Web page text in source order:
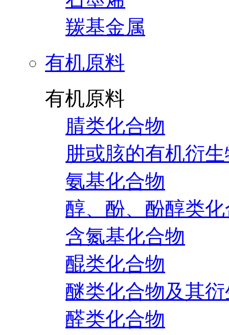
羰基金属
有机原料
有机原料
腈类化合物
肼或胲的有机衍
氨基化合物
醇、酚、酚醇类
含氮基化合物
醌类化合物
醚类化合物及其
醛类化合物